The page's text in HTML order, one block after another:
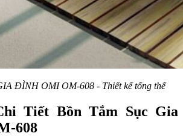
ĐÌNH OMI OM-608 - Thiết kế tổng thể
Tiết Bồn Tắm Sục Gia
608